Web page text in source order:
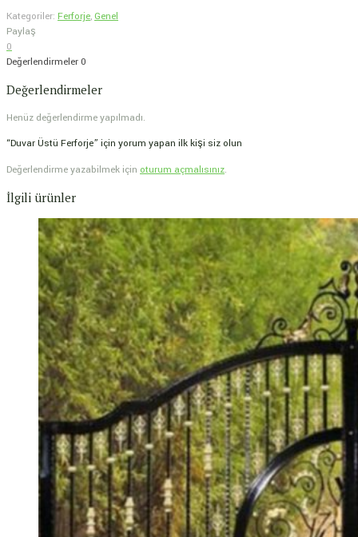
Kategoriler: Ferforje,Genel
Paylaş
0
Değerlendirmeler0
Değerlendirmeler
Henüz değerlendirme yapılmadı.
“Duvar Üstü Ferforje” için yorum yapan ilk kişi siz olun
Değerlendirme yazabilmek için oturum açmalısınız.
İlgili ürünler